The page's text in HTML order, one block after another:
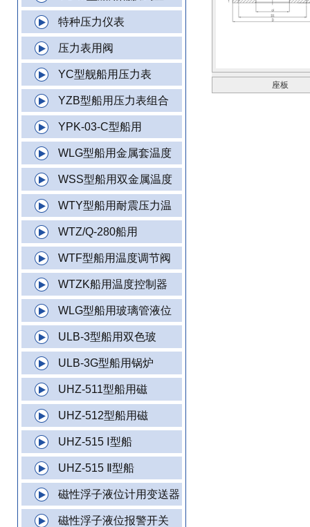
特种压力仪表
压力表用阀
YC型舰船用压力表
YZB型船用压力表组合
YPK-03-C型船用
WLG型船用金属套温度
WSS型船用双金属温度
WTY型船用耐震压力温
WTZ/Q-280船用
WTF型船用温度调节阀
WTZK船用温度控制器
WLG型船用玻璃管液位
ULB-3型船用双色玻
ULB-3G型船用锅炉
UHZ-511型船用磁
UHZ-512型船用磁
UHZ-515 Ⅰ型船
UHZ-515 Ⅱ型船
磁性浮子液位计用变送器
磁性浮子液位报警开关
座板